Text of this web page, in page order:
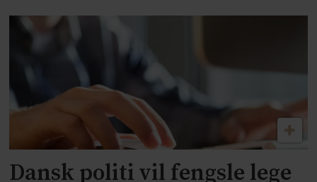
Dansk politi vil fengsle lege